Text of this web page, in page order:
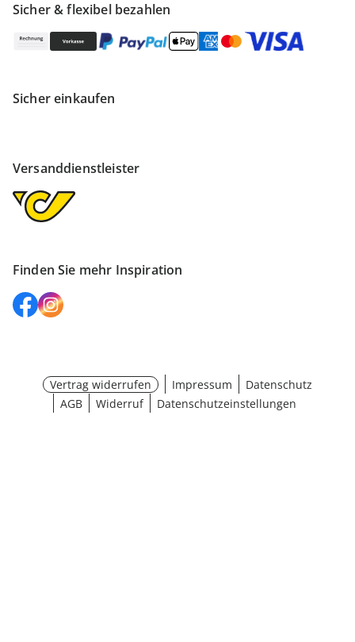
Sicher & flexibel bezahlen
Sicher einkaufen
Versanddienstleister
Finden Sie mehr Inspiration
Vertrag widerrufen Impressum
Datenschutz
AGB
Widerruf Datenschutzeinstellungen